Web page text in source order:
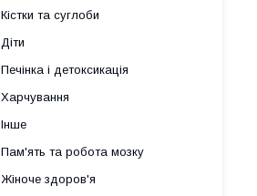
Кістки та суглоби
Діти
Печінка і детоксикація
Харчування
Інше
Пам'ять та робота мозку
Жіноче здоров'я